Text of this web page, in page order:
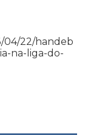
04/22/handeb
na-liga-do-